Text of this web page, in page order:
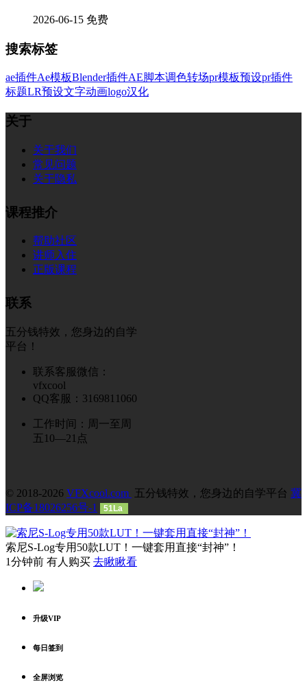
2026-06-15 免费
搜索标签
ae插件Ae模板Blender插件AE脚本调色转场pr模板预设pr插件
标题LR预设文字动画logo汉化
关于
关于我们
常见问题
关于隐私
课程推介
帮助社区
讲师入住
正版课程
联系
五分钱特效，您身边的自学
平台！
联系客服微信：
vfxcool
QQ客服：3169811060
工作时间：周一至周
五10—21点
© 2018-2026 VFXcool.com 五分钱特效，您身边的自学平台 冀
ICP备18026256号-1
51La
索尼S-Log专用50款LUT！一键套用直接“封神”！
1分钟前 有人购买 去瞅瞅看
升级VIP
每日签到
全屏浏览